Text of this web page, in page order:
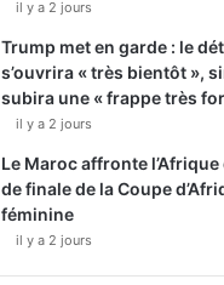
il y a 2 jours
Trump met en garde : le
s’ouvrira « très bientôt »,
subira une « frappe très
il y a 2 jours
Le Maroc affronte
de finale de la Coupe
féminine
il y a 2 jours